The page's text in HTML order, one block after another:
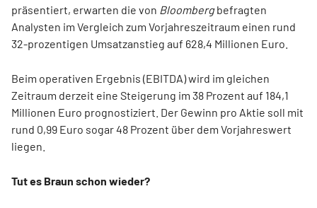
präsentiert, erwarten die von Bloombergbefragten
Analysten im Vergleich zum Vorjahreszeitraum einen rund
32-prozentigen Umsatzanstieg auf 628,4 Millionen Euro.
Beim operativen Ergebnis (EBITDA) wird im gleichen
Zeitraum derzeit eine Steigerung im 38 Prozent auf 184,1
Millionen Euro prognostiziert. Der Gewinn pro Aktie soll mit
rund 0,99 Euro sogar 48 Prozent über dem Vorjahreswert
liegen.
Tut es Braun schon wieder?